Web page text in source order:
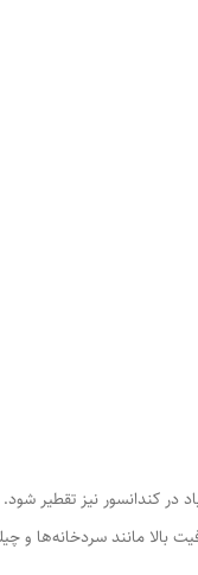
در کندانسور نیز تقطیر
مانند سردخانه‌ها و